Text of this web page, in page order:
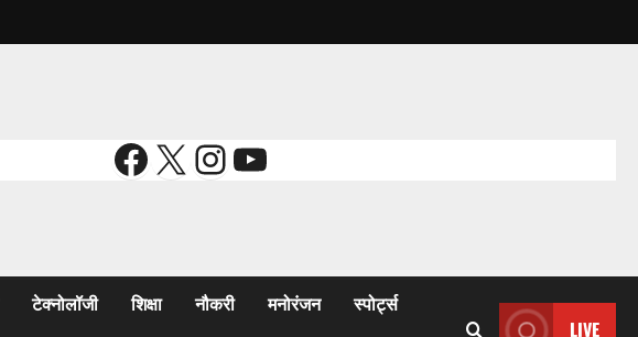
Facebook
X Instagram
YouTube
टेक्नोलॉजी शिक्षा नौकरी मनोरंजन स्पोर्ट्स
LIVE